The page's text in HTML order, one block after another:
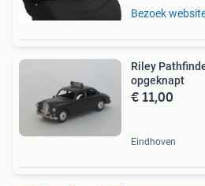
Bezoek
Riley
opgeknapt
€ 11,00
Eindhoven